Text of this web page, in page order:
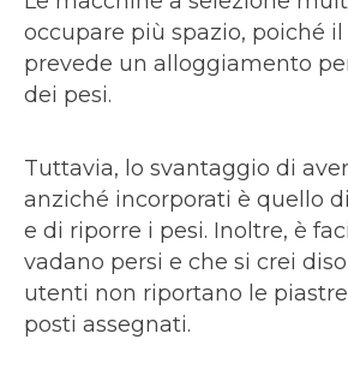
occupare più spazio, poiché
prevede un alloggiamento
dei pesi.
Tuttavia, lo svantaggio di
anziché incorporati è quello
e di riporre i pesi. Inoltre, è
vadano persi e che si crei
utenti non riportano le
posti assegnati.